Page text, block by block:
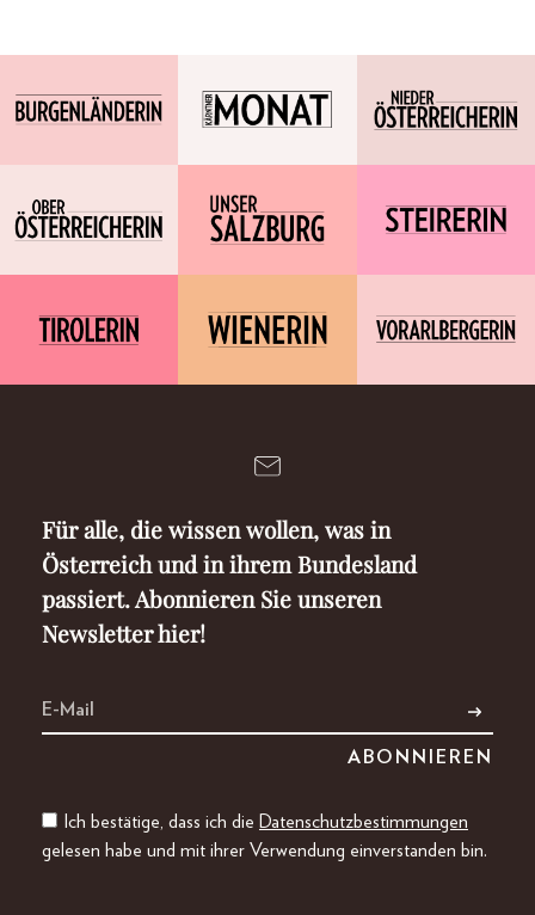
Für alle, die wissen wollen, was in
Österreich und in ihrem Bundesland
passiert. Abonnieren Sie unseren
Newsletter hier!
Ich bestätige, dass ich die Datenschutzbestimmungen
gelesen habe und mit ihrer Verwendung einverstanden bin.